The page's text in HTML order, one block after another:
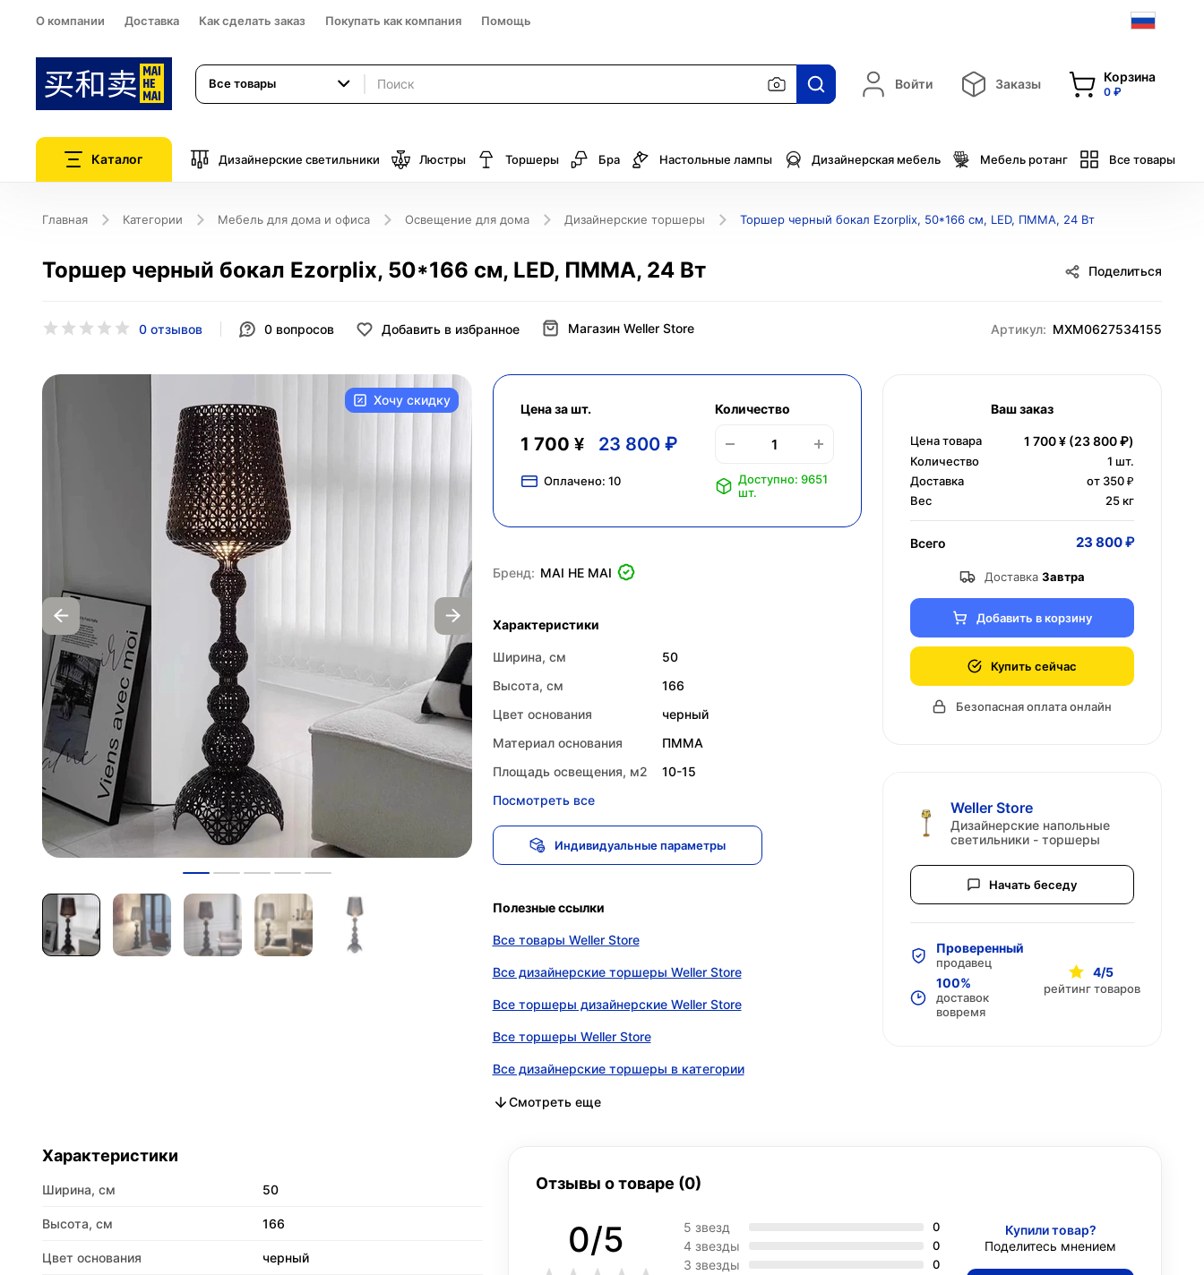
О компании Доставка Как сделать заказ Покупать как компания Помощь
Все товары Войти Заказы Корзина
0 ₽
Каталог Дизайнерские светильники Люстры Торшеры Бра Настольные лампы Дизайнерская мебель Мебель ротанг Все товары
Главная Категории Мебель для дома и офиса Освещение для дома Дизайнерские торшеры Торшер черный бокал Ezorplix, 50*166 см, LED, ПММА, 24 Вт
Торшер черный бокал Ezorplix, 50*166 см, LED, ПММА, 24 Вт
0 отзывов 0 вопросов Добавить в избранное
Поделиться
Магазин Weller Store Артикул: MXM0627534155
Хочу скидку
Цена за шт.
1 700 ¥ 23 800 ₽
Оплачено: 10
Количество
Доступно: 9651
шт.
Бренд: MAI HE MAI
Характеристики
Ширина, см
50
Высота, см
166
Цвет основания
черный
Материал основания
ПММА
Площадь освещения, м2
10-15
Посмотреть все
Индивидуальные параметры
Полезные ссылки
Все товары Weller Store
Все дизайнерские торшеры Weller Store
Все торшеры дизайнерские Weller Store
Все торшеры Weller Store
Все дизайнерские торшеры в категории
Все торшеры дизайнерские в категории
Все торшеры в категории
Смотреть еще
Ваш заказ
Цена товара 1 700 ¥ (23 800 ₽)
Количество 1 шт.
Доставка
от 350 ₽
Вес
25 кг
Всего 23 800 ₽
Доставка Завтра
Добавить в корзину
Купить сейчас
Безопасная оплата онлайн
Weller Store
Дизайнерские напольные
светильники - торшеры
Начать беседу
Проверенный
продавец
100%
доставок
вовремя
4/5
рейтинг товаров
Характеристики
Ширина, см 50
Высота, см 166
Цвет основания черный
Отзывы о товаре (0)
0/5 5 звезд 0
4 звезды 0
3 звезды 0
Купили товар?
Поделитесь мнением